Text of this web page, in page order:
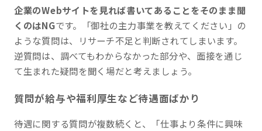
企業のWebサイトを見れば書いてあることをそのまま聞
くのはNGです。「御社の主力事業を教えてください」の
ような質問は、リサーチ不足と判断されてしまいます。
逆質問は、調べてもわからなかった部分や、面接を通じ
て生まれた疑問を聞く場だと考えましょう。
質問が給与や福利厚生など待遇面ばかり
待遇に関する質問が複数続くと、「仕事より条件に興味